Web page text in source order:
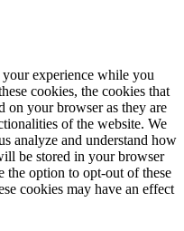
experience while you
cookies, the cookies that
on your browser as they are
of the website. We
analyze and understand how
be stored in your browser
the option to opt-out of these
cookies may have an effect